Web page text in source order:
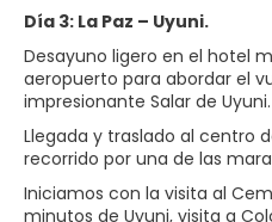
Día 3: La Paz – Uyuni.
Desayuno ligero en el hotel
aeropuerto para abordar el
impresionante Salar de Uyuni.
Llegada y traslado al centro
recorrido por una de las
Iniciamos con la visita al
minutos de Uyuni, visita a